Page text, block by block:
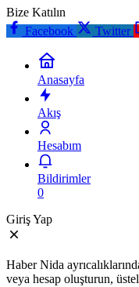
Bize Katılın
Facebook
Twitter
Anasayfa
Akış
Hesabım
Bildirimler
0
Giriş Yap
Haber Nida
veya hesap oluşturun,